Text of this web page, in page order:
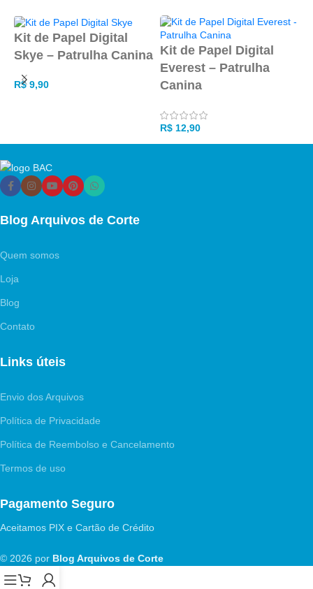
Kit de Papel Digital
Skye – Patrulha Canina
R$9,90
Kit de Papel Digital
Everest – Patrulha
Canina
R$12,90
Blog Arquivos de Corte
Quem somos
Loja
Blog
Contato
Links úteis
Envio dos Arquivos
Política de Privacidade
Política de Reembolso e Cancelamento
Termos de uso
Pagamento Seguro
Aceitamos PIX e Cartão de Crédito
© 2026 por Blog Arquivos de Corte